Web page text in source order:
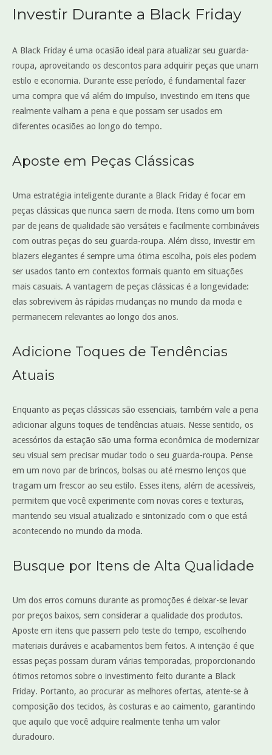
Investir Durante a Black Friday
A Black Friday é uma ocasião ideal para atualizar seu guarda-
roupa, aproveitando os descontos para adquirir peças que unam
estilo e economia. Durante esse período, é fundamental fazer
uma compra que vá além do impulso, investindo em itens que
realmente valham a pena e que possam ser usados em
diferentes ocasiões ao longo do tempo.
Aposte em Peças Clássicas
Uma estratégia inteligente durante a Black Friday é focar em
peças clássicas que nunca saem de moda. Itens como um bom
par de jeans de qualidade são versáteis e facilmente combináveis
com outras peças do seu guarda-roupa. Além disso, investir em
blazers elegantes é sempre uma ótima escolha, pois eles podem
ser usados tanto em contextos formais quanto em situações
mais casuais. A vantagem de peças clássicas é a longevidade:
elas sobrevivem às rápidas mudanças no mundo da moda e
permanecem relevantes ao longo dos anos.
Adicione Toques de Tendências
Atuais
Enquanto as peças clássicas são essenciais, também vale a pena
adicionar alguns toques de tendências atuais. Nesse sentido, os
acessórios da estação são uma forma econômica de modernizar
seu visual sem precisar mudar todo o seu guarda-roupa. Pense
em um novo par de brincos, bolsas ou até mesmo lenços que
tragam um frescor ao seu estilo. Esses itens, além de acessíveis,
permitem que você experimente com novas cores e texturas,
mantendo seu visual atualizado e sintonizado com o que está
acontecendo no mundo da moda.
Busque por Itens de Alta Qualidade
Um dos erros comuns durante as promoções é deixar-se levar
por preços baixos, sem considerar a qualidade dos produtos.
Aposte em itens que passem pelo teste do tempo, escolhendo
materiais duráveis e acabamentos bem feitos. A intenção é que
essas peças possam duram várias temporadas, proporcionando
ótimos retornos sobre o investimento feito durante a Black
Friday. Portanto, ao procurar as melhores ofertas, atente-se à
composição dos tecidos, às costuras e ao caimento, garantindo
que aquilo que você adquire realmente tenha um valor
duradouro.